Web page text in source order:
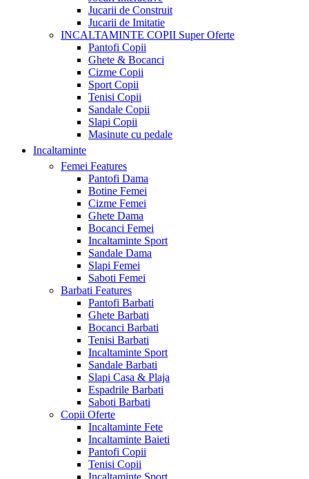
Jucarii de Construit
Jucarii de Imitatie
INCALTAMINTE COPII Super Oferte
Pantofi Copii
Ghete & Bocanci
Cizme Copii
Sport Copii
Tenisi Copii
Sandale Copii
Slapi Copii
Masinute cu pedale
Incaltaminte
Femei Features
Pantofi Dama
Botine Femei
Cizme Femei
Ghete Dama
Bocanci Femei
Incaltaminte Sport
Sandale Dama
Slapi Femei
Saboti Femei
Barbati Features
Pantofi Barbati
Ghete Barbati
Bocanci Barbati
Tenisi Barbati
Incaltaminte Sport
Sandale Barbati
Slapi Casa & Plaja
Espadrile Barbati
Saboti Barbati
Copii Oferte
Incaltaminte Fete
Incaltaminte Baieti
Pantofi Copii
Tenisi Copii
Incaltaminte Sport